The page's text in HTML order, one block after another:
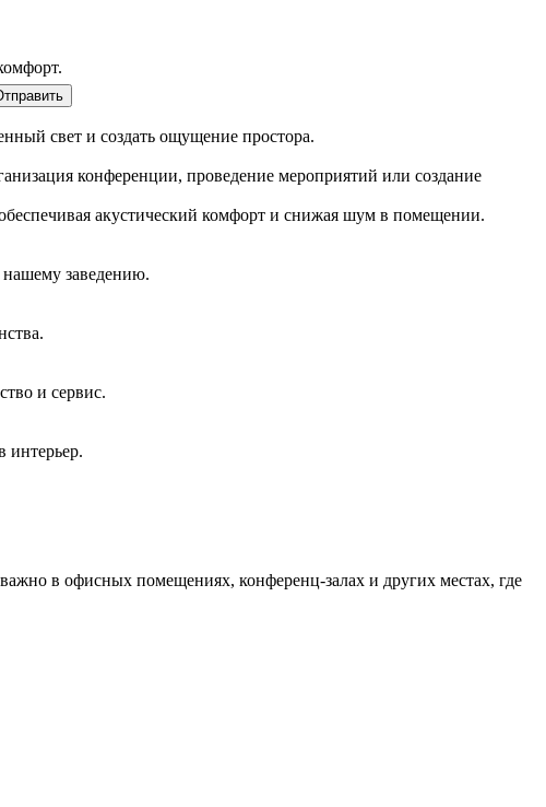
свет и создать ощущение простора.
конференции, проведение мероприятий или создание
акустический комфорт и снижая шум в помещении.
нашему заведению.
и сервис.
интерьер.
в офисных помещениях, конференц-залах и других местах, где